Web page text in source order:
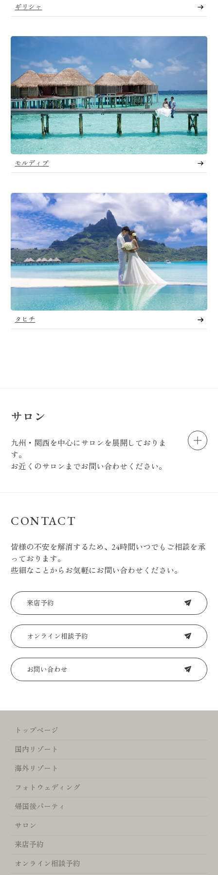
ギリシャ
モルディブ
タヒチ
サロン
九州・関西を中心にサロンを展開しておりま
す。
お近くのサロンまでお問い合わせください。
CONTACT
皆様の不安を解消するため、24時間いつでもご相談を承
っております。
些細なことからお気軽にお問い合わせください。
来店予約
オンライン相談予約
お問い合わせ
トップページ
国内リゾート
海外リゾート
フォトウェディング
帰国後パーティ
サロン
来店予約
オンライン相談予約